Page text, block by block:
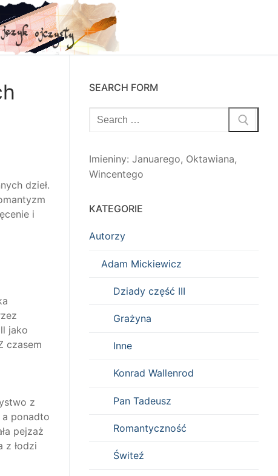
dzieł.
i
jako
czasem
z
a ponadto
pejzaż
z łodzi
SEARCH FORM
Szukaj:
Imieniny: Januarego, Oktawiana,
Wincentego
KATEGORIE
Autorzy
Adam Mickiewicz
Dziady część III
Grażyna
Inne
Konrad Wallenrod
Pan Tadeusz
Romantyczność
Świteź